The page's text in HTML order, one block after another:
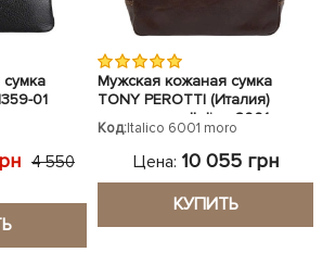
01
4 550
Мужская кожаная сумка
TONY PEROTTI (Италия)
коричневая Italico 6001 moro
Код:Italico 6001 moro
Цена: 10 055 грн
КУПИТЬ